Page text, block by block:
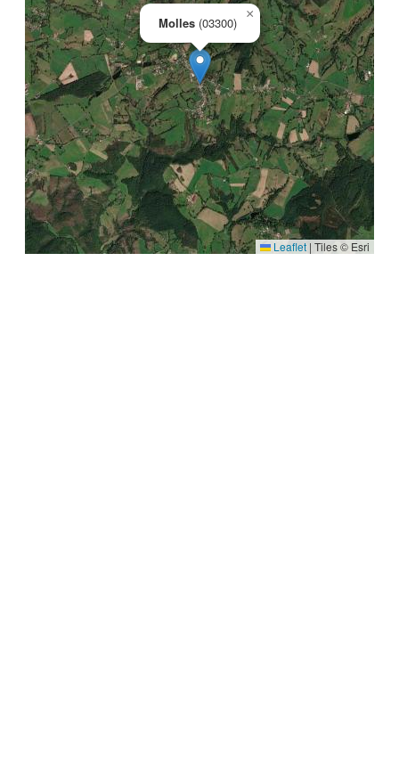
Molles (03300)
×
Leaflet | Tiles © Esri